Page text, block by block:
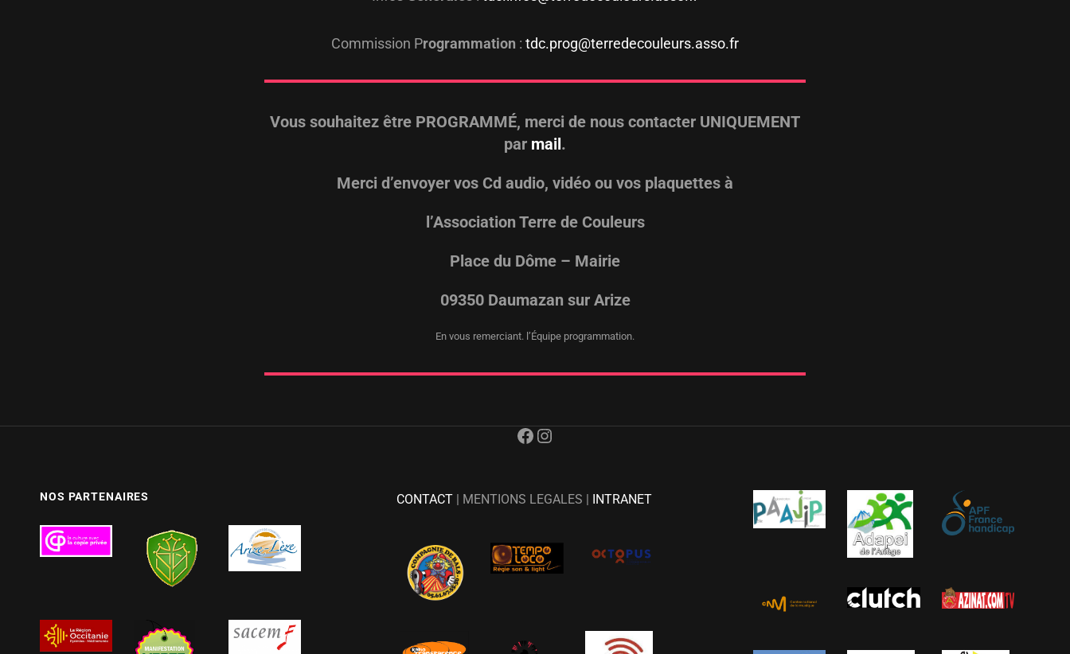
Commission Programmation : tdc.prog@terredecouleurs.asso.fr
Vous souhaitez être PROGRAMMÉ, merci de nous contacter UNIQUEMENT
par mail.
Merci d’envoyer vos Cd audio, vidéo ou vos plaquettes à
l’Association Terre de Couleurs
Place du Dôme – Mairie
09350 Daumazan sur Arize
En vous remerciant. l’Équipe programmation.
Facebook
Instagram
NOS PARTENAIRES CONTACT| MENTIONS LEGALES | INTRANET